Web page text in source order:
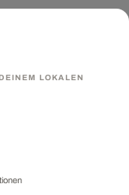
LOKALEN